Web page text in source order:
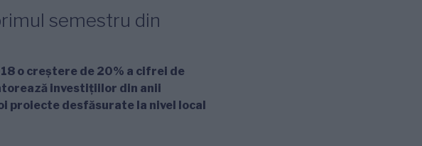
semestru din
o creștere de 20% a cifrei de
investițiilor din anii
proiecte desfăsurate la nivel local